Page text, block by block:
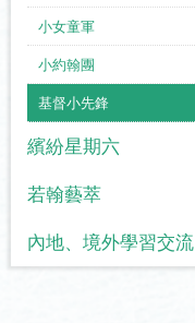
小女童軍
小約翰團
基督小先鋒
繽紛星期六
若翰藝萃
內地、境外學習交流